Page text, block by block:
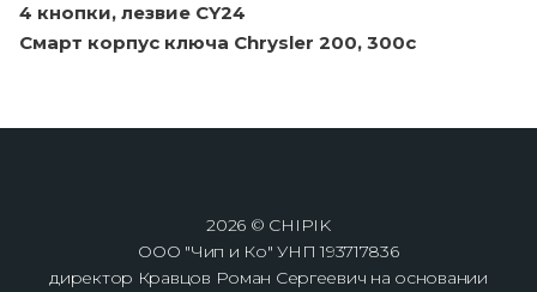
4 кнопки, лезвие CY24
Смарт корпус ключа Chrysler 200, 300c
2026 © CHIPIK
ООО "Чип и Ко" УНП 193717836
директор Кравцов Роман Сергеевич на основании